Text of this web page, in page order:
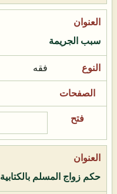
سبب الجريمة
فقه
حكم زواج المسلم بالكتابية